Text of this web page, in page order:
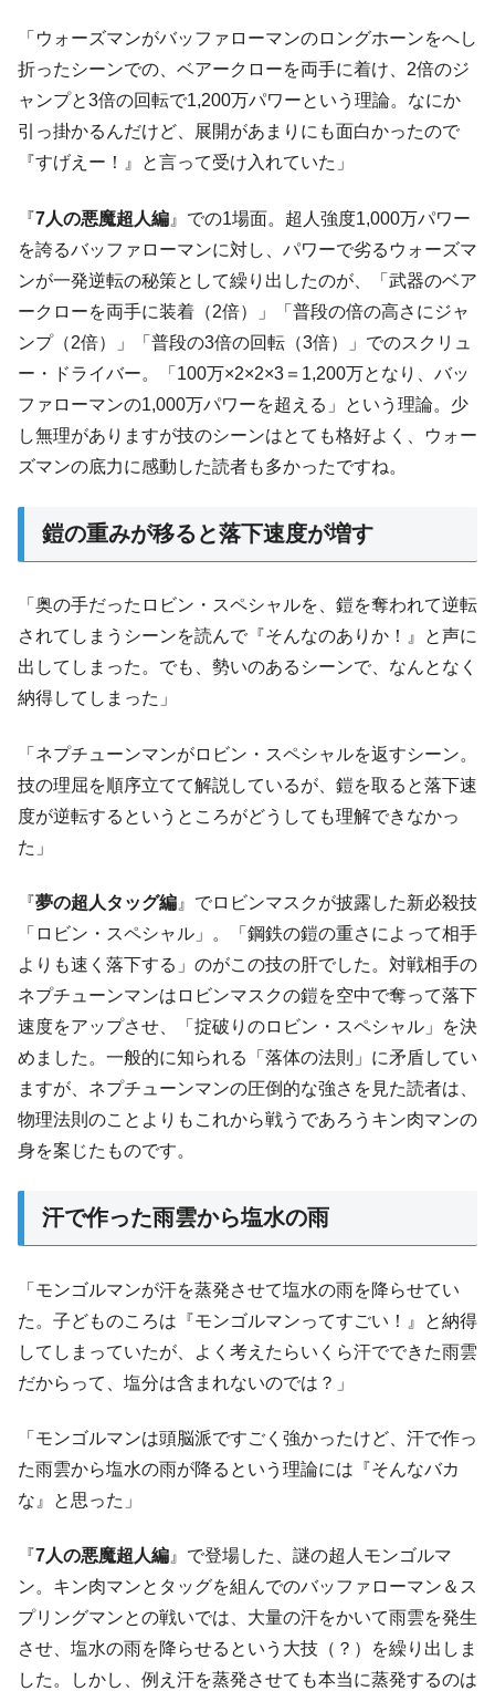
「ウォーズマンがバッファローマンのロングホーンをへし
折ったシーンでの、ベアークローを両手に着け、2倍のジ
ャンプと3倍の回転で1,200万パワーという理論。なにか
引っ掛かるんだけど、展開があまりにも面白かったので
『すげえー！』と言って受け入れていた」
『7人の悪魔超人編 』での1場面。超人強度1,000万パワー
を誇るバッファローマンに対し、パワーで劣るウォーズマ
ンが一発逆転の秘策として繰り出したのが、「武器のベア
ークローを両手に装着（2倍）」「普段の倍の高さにジャ
ンプ（2倍）」「普段の3倍の回転（3倍）」でのスクリュ
ー・ドライバー。「100万×2×2×3＝1,200万となり、バッ
ファローマンの1,000万パワーを超える」という理論。少
し無理がありますが技のシーンはとても格好よく、ウォー
ズマンの底力に感動した読者も多かったですね。
鎧の重みが移ると落下速度が増す
「奥の手だったロビン・スペシャルを、鎧を奪われて逆転
されてしまうシーンを読んで『そんなのありか！』と声に
出してしまった。でも、勢いのあるシーンで、なんとなく
納得してしまった」
「ネプチューンマンがロビン・スペシャルを返すシーン。
技の理屈を順序立てて解説しているが、鎧を取ると落下速
度が逆転するというところがどうしても理解できなかっ
た」
『夢の超人タッグ編 』でロビンマスクが披露した新必殺技
「ロビン・スペシャル」。「鋼鉄の鎧の重さによって相手
よりも速く落下する」のがこの技の肝でした。対戦相手の
ネプチューンマンはロビンマスクの鎧を空中で奪って落下
速度をアップさせ、「掟破りのロビン・スペシャル」を決
めました。一般的に知られる「落体の法則」に矛盾してい
ますが、ネプチューンマンの圧倒的な強さを見た読者は、
物理法則のことよりもこれから戦うであろうキン肉マンの
身を案じたものです。
汗で作った雨雲から塩水の雨
「モンゴルマンが汗を蒸発させて塩水の雨を降らせてい
た。子どものころは『モンゴルマンってすごい！』と納得
してしまっていたが、よく考えたらいくら汗でできた雨雲
だからって、塩分は含まれないのでは？」
「モンゴルマンは頭脳派ですごく強かったけど、汗で作っ
た雨雲から塩水の雨が降るという理論には『そんなバカ
な』と思った」
『7人の悪魔超人編 』で登場した、謎の超人モンゴルマ
ン。キン肉マンとタッグを組んでのバッファローマン＆ス
プリングマンとの戦いでは、大量の汗をかいて雨雲を発生
させ、塩水の雨を降らせるという大技（？）を繰り出しま
した。しかし、例え汗を蒸発させても本当に蒸発するのは